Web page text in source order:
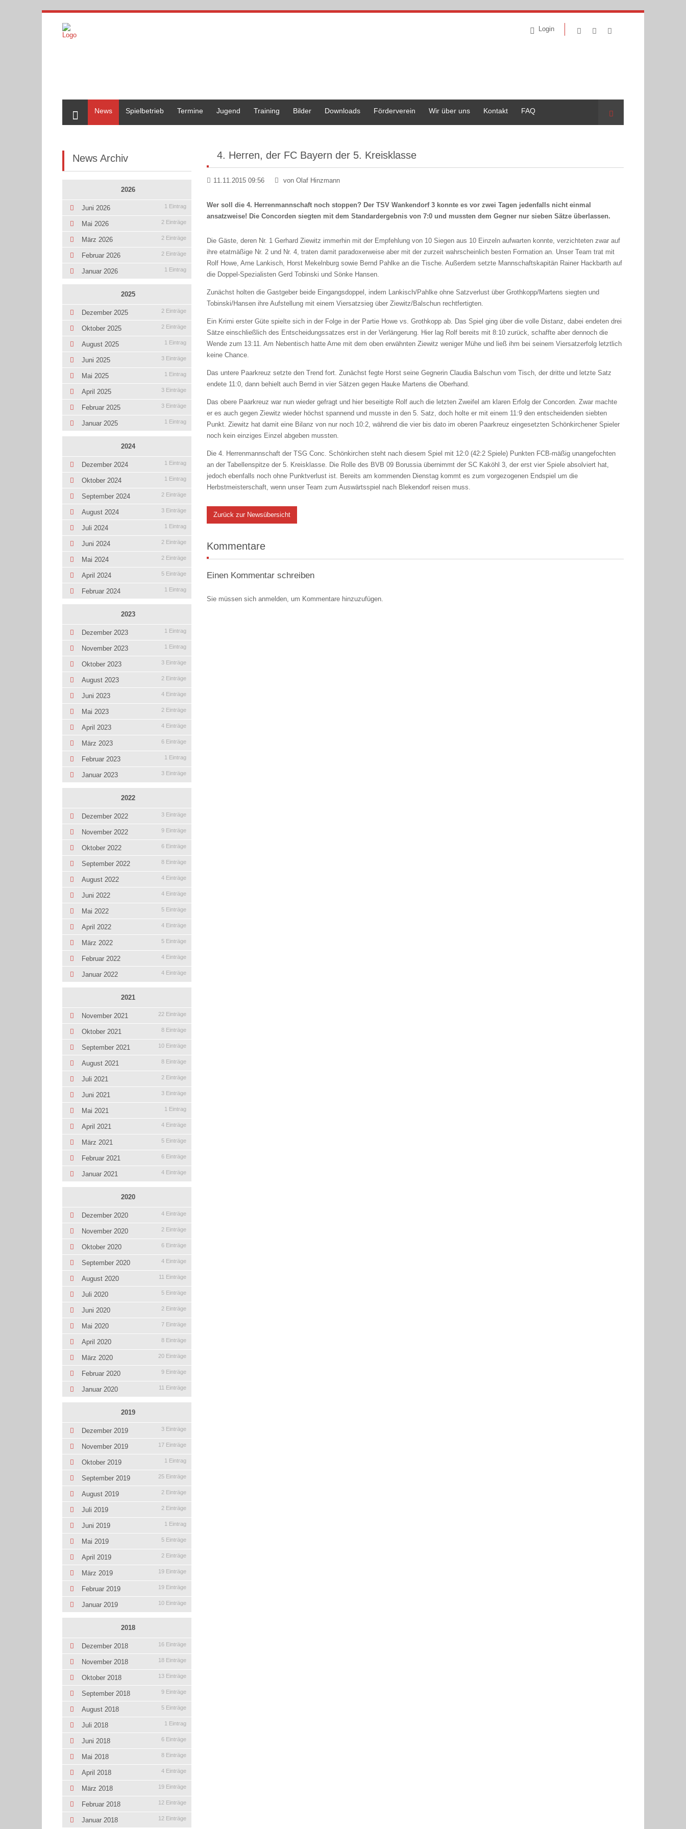
Login
News
Spielbetrieb Termine Jugend Training Bilder Downloads Förderverein Wir über uns Kontakt FAQ Suche
4. Herren, der FC Bayern der 5. Kreisklasse
11.11.2015 09:56 von Olaf Hinzmann
Wer soll die 4. Herrenmannschaft noch stoppen? Der TSV Wankendorf 3 konnte es vor zwei Tagen jedenfalls nicht einmal
ansatzweise! Die Concorden siegten mit dem Standardergebnis von 7:0 und mussten dem Gegner nur sieben Sätze überlassen.
Die Gäste, deren Nr. 1 Gerhard Ziewitz immerhin mit der Empfehlung von 10 Siegen aus 10 Einzeln aufwarten konnte, verzichteten zwar auf
ihre etatmäßige Nr. 2 und Nr. 4, traten damit paradoxerweise aber mit der zurzeit wahrscheinlich besten Formation an. Unser Team trat mit
Rolf Howe, Arne Lankisch, Horst Mekelnburg sowie Bernd Pahlke an die Tische. Außerdem setzte Mannschaftskapitän Rainer Hackbarth auf
die Doppel-Spezialisten Gerd Tobinski und Sönke Hansen.
Zunächst holten die Gastgeber beide Eingangsdoppel, indem Lankisch/Pahlke ohne Satzverlust über Grothkopp/Martens siegten und
Tobinski/Hansen ihre Aufstellung mit einem Viersatzsieg über Ziewitz/Balschun rechtfertigten.
Ein Krimi erster Güte spielte sich in der Folge in der Partie Howe vs. Grothkopp ab. Das Spiel ging über die volle Distanz, dabei endeten drei
Sätze einschließlich des Entscheidungssatzes erst in der Verlängerung. Hier lag Rolf bereits mit 8:10 zurück, schaffte aber dennoch die
Wende zum 13:11. Am Nebentisch hatte Arne mit dem oben erwähnten Ziewitz weniger Mühe und ließ ihm bei seinem Viersatzerfolg letztlich
keine Chance.
Das untere Paarkreuz setzte den Trend fort. Zunächst fegte Horst seine Gegnerin Claudia Balschun vom Tisch, der dritte und letzte Satz
endete 11:0, dann behielt auch Bernd in vier Sätzen gegen Hauke Martens die Oberhand.
Das obere Paarkreuz war nun wieder gefragt und hier beseitigte Rolf auch die letzten Zweifel am klaren Erfolg der Concorden. Zwar machte
er es auch gegen Ziewitz wieder höchst spannend und musste in den 5. Satz, doch holte er mit einem 11:9 den entscheidenden siebten
Punkt. Ziewitz hat damit eine Bilanz von nur noch 10:2, während die vier bis dato im oberen Paarkreuz eingesetzten Schönkirchener Spieler
noch kein einziges Einzel abgeben mussten.
Die 4. Herrenmannschaft der TSG Conc. Schönkirchen steht nach diesem Spiel mit 12:0 (42:2 Spiele) Punkten FCB-mäßig unangefochten
an der Tabellenspitze der 5. Kreisklasse. Die Rolle des BVB 09 Borussia übernimmt der SC Kaköhl 3, der erst vier Spiele absolviert hat,
jedoch ebenfalls noch ohne Punktverlust ist. Bereits am kommenden Dienstag kommt es zum vorgezogenen Endspiel um die
Herbstmeisterschaft, wenn unser Team zum Auswärtsspiel nach Blekendorf reisen muss.
Zurück zur Newsübersicht
Kommentare
Einen Kommentar schreiben
Sie müssen sich anmelden, um Kommentare hinzuzufügen.
News Archiv
2026
Juni 2026 1 Eintrag
Mai 2026 2 Einträge
März 2026 2 Einträge
Februar 2026 2 Einträge
Januar 2026 1 Eintrag
2025
Dezember 2025 2 Einträge
Oktober 2025 2 Einträge
August 2025 1 Eintrag
Juni 2025 3 Einträge
Mai 2025 1 Eintrag
April 2025 3 Einträge
Februar 2025 3 Einträge
Januar 2025 1 Eintrag
2024
Dezember 2024 1 Eintrag
Oktober 2024 1 Eintrag
September 2024 2 Einträge
August 2024 3 Einträge
Juli 2024 1 Eintrag
Juni 2024 2 Einträge
Mai 2024 2 Einträge
April 2024 5 Einträge
Februar 2024 1 Eintrag
2023
Dezember 2023 1 Eintrag
November 2023 1 Eintrag
Oktober 2023 3 Einträge
August 2023 2 Einträge
Juni 2023 4 Einträge
Mai 2023 2 Einträge
April 2023 4 Einträge
März 2023 6 Einträge
Februar 2023 1 Eintrag
Januar 2023 3 Einträge
2022
Dezember 2022 3 Einträge
November 2022 9 Einträge
Oktober 2022 6 Einträge
September 2022 8 Einträge
August 2022 4 Einträge
Juni 2022 4 Einträge
Mai 2022 5 Einträge
April 2022 4 Einträge
März 2022 5 Einträge
Februar 2022 4 Einträge
Januar 2022 4 Einträge
2021
November 2021 22 Einträge
Oktober 2021 8 Einträge
September 2021 10 Einträge
August 2021 8 Einträge
Juli 2021 2 Einträge
Juni 2021 3 Einträge
Mai 2021 1 Eintrag
April 2021 4 Einträge
März 2021 5 Einträge
Februar 2021 6 Einträge
Januar 2021 4 Einträge
2020
Dezember 2020 4 Einträge
November 2020 2 Einträge
Oktober 2020 6 Einträge
September 2020 4 Einträge
August 2020 11 Einträge
Juli 2020 5 Einträge
Juni 2020 2 Einträge
Mai 2020 7 Einträge
April 2020 8 Einträge
März 2020 20 Einträge
Februar 2020 9 Einträge
Januar 2020 11 Einträge
2019
Dezember 2019 3 Einträge
November 2019 17 Einträge
Oktober 2019 1 Eintrag
September 2019 25 Einträge
August 2019 2 Einträge
Juli 2019 2 Einträge
Juni 2019 1 Eintrag
Mai 2019 5 Einträge
April 2019 2 Einträge
März 2019 19 Einträge
Februar 2019 19 Einträge
Januar 2019 10 Einträge
2018
Dezember 2018 16 Einträge
November 2018 18 Einträge
Oktober 2018 13 Einträge
September 2018 9 Einträge
August 2018 5 Einträge
Juli 2018 1 Eintrag
Juni 2018 6 Einträge
Mai 2018 8 Einträge
April 2018 4 Einträge
März 2018 19 Einträge
Februar 2018 12 Einträge
Januar 2018 12 Einträge